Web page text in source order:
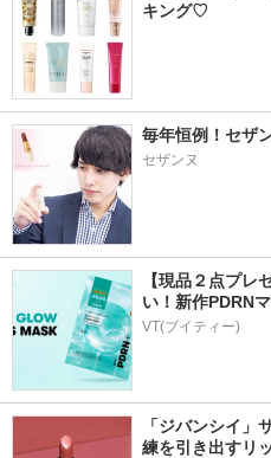
キング♡
毎年恒例！セザ
セザンヌ
【現品２点プレ
い！新作PDRN
VT(ブイティー)
「ジバンシイ」
練を引き出すリ